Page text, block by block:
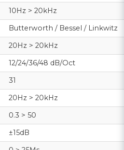
10Hz > 20kHz
Butterworth / Bessel / Linkwitz
20Hz > 20kHz
12/24/36/48 dB/Oct
31
20Hz > 20kHz
0.3 > 50
±15dB